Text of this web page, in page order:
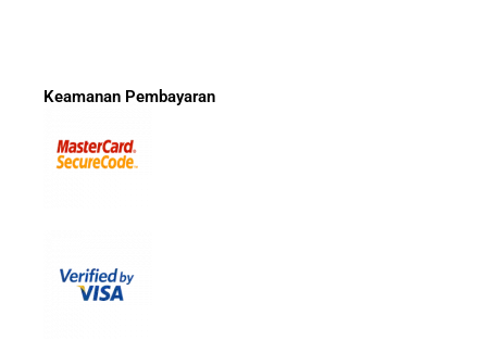
Keamanan Pembayaran